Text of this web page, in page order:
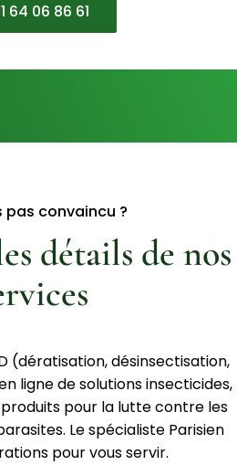
64 06 86 61
pas convaincu ?
détails de nos
(dératisation, désinsectisation,
ligne de solutions insecticides,
pour la lutte contre les
Le spécialiste Parisien
pour vous servir.